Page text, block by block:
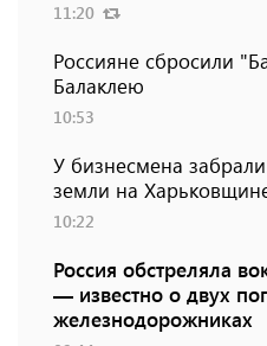
11:20
Россияне сбросили
Балаклею
10:53
У бизнесмена забрали
земли на
10:22
Россия обстреляла
— известно о двух
железнодорожниках